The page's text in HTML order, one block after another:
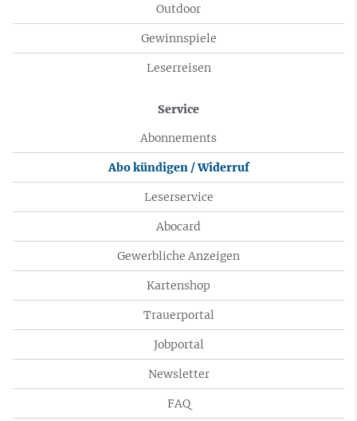
Outdoor
Gewinnspiele
Leserreisen
Service
Abonnements
Abo kündigen / Widerruf
Leserservice
Abocard
Gewerbliche Anzeigen
Kartenshop
Trauerportal
Jobportal
Newsletter
FAQ